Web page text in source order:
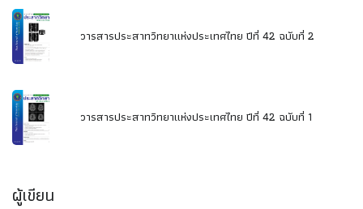
วารสารประสาทวิทยาแห่งประเทศไทย ปีที่ 42 ฉบับที่ 2
วารสารประสาทวิทยาแห่งประเทศไทย ปีที่ 42 ฉบับที่ 1
ผู้เขียน